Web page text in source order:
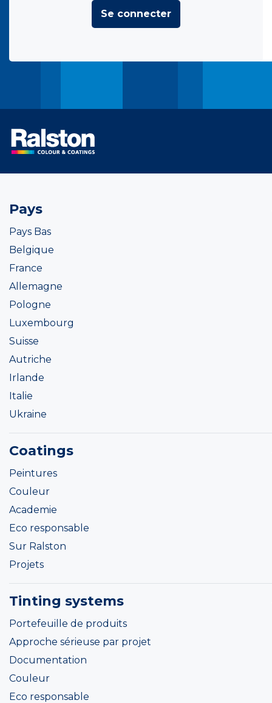
Se connecter
Pays
Pays Bas
Belgique
France
Allemagne
Pologne
Luxembourg
Suisse
Autriche
Irlande
Italie
Ukraine
Coatings
Peintures
Couleur
Academie
Eco responsable
Sur Ralston
Projets
Tinting systems
Portefeuille de produits
Approche sérieuse par projet
Documentation
Couleur
Eco responsable